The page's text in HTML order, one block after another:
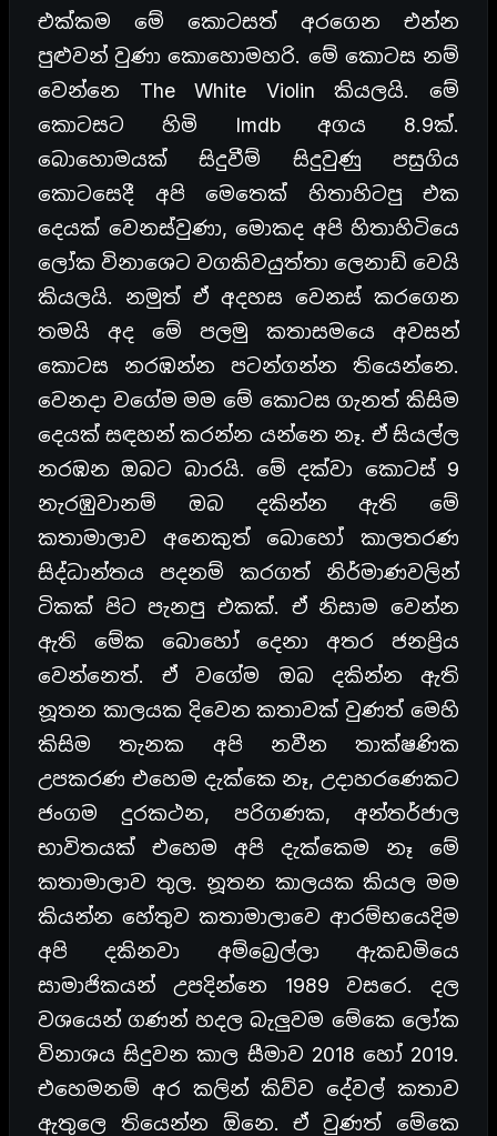
එක්කම මේ කොටසත් අරගෙන එන්න
පුළුවන් වුණා කොහොමහරි. මේ කොටස නම්
වෙන්නෙ The White Violin කියලයි. මේ
කොටසට හිමි Imdb අගය 8.9ක්.
බොහොමයක් සිදුවීම් සිදුවුණු පසුගිය
කොටසෙදී අපි මෙතෙක් හිතාහිටපු එක
දෙයක් වෙනස්වුණා, මොකද අපි හිතාහිටියෙ
ලෝක විනාශෙට වගකිවයුත්තා ලෙනාඩ් වෙයි
කියලයි. නමුත් ඒ අදහස වෙනස් කරගෙන
තමයි අද මේ පලමු කතාසමයෙ අවසන්
කොටස නරඹන්න පටන්ගන්න තියෙන්නෙ.
වෙනදා වගේම මම මේ කොටස ගැනත් කිසිම
දෙයක් සඳහන් කරන්න යන්නෙ නෑ. ඒ සියල්ල
නරඹන ඔබට බාරයි. මේ දක්වා කොටස් 9
නැරඹුවානම් ඔබ දකින්න ඇති මේ
කතාමාලාව අනෙකුත් බොහෝ කාලතරණ
සිද්ධාන්තය පදනම් කරගත් නිර්මාණවලින්
ටිකක් පිට පැනපු එකක්. ඒ නිසාම වෙන්න
ඇති මේක බොහෝ දෙනා අතර ජනප්‍රිය
වෙන්නෙත්. ඒ වගේම ඔබ දකින්න ඇති
නූතන කාලයක දිවෙන කතාවක් වුණත් මෙහි
කිසිම තැනක අපි නවීන තාක්ෂණික
උපකරණ එහෙම දැක්කෙ නෑ, උදාහරණෙකට
ජංගම දුරකථන, පරිගණක, අන්තර්ජාල
භාවිතයක් එහෙම අපි දැක්කෙම නෑ මේ
කතාමාලාව තුල. නූතන කාලයක කියල මම
කියන්න හේතුව කතාමාලාවෙ ආරම්භයෙදිම
අපි දකිනවා අම්බ්‍රෙල්ලා ඇකඩමියෙ
සාමාජිකයන් උපදින්නෙ 1989 වසරෙ. දල
වශයෙන් ගණන් හදල බැලුවම මේකෙ ලෝක
විනාශය සිදුවන කාල සීමාව 2018 හෝ 2019.
එහෙමනම් අර කලින් කිව්ව දේවල් කතාව
ඇතුලෙ තියෙන්න ඕනෙ. ඒ වුණත් මේකෙ